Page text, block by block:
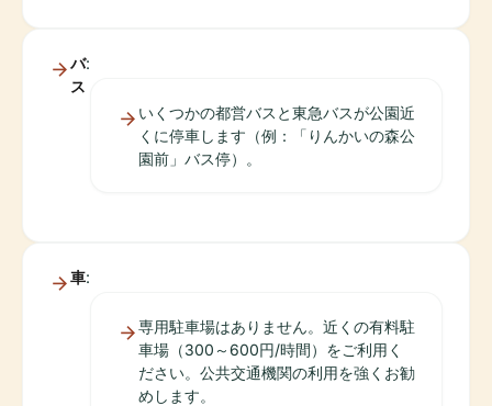
バ
ス
:
いくつかの都営バスと東急バスが公園近
くに停車します（例：「りんかいの森公
園前」バス停）。
車:
専用駐車場はありません。近くの有料駐
車場（300～600円/時間）をご利用く
ださい。公共交通機関の利用を強くお勧
めします。